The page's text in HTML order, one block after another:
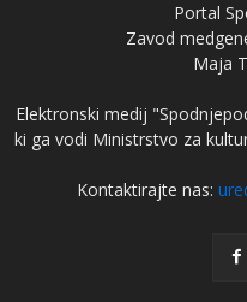
Portal
Zavod
Maja
Elektronski medij
ki ga vodi Ministrstvo za
Kontaktirajte nas: